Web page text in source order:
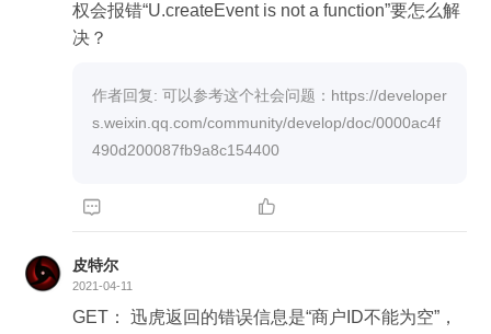
权会报错“U.createEvent is not a function”要怎么解
决？
作者回复: 可以参考这个社会问题：https://developer
s.weixin.qq.com/community/develop/doc/0000ac4f
490d200087fb9a8c154400
 
皮特尔
2021-04-11
GET： 迅虎返回的错误信息是“商户ID不能为空”，